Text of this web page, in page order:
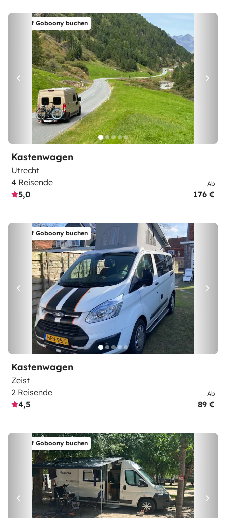
Auf Goboony buchen
Kastenwagen
Utrecht
4 Reisende
5,0
Ab
176 €
Auf Goboony buchen
Kastenwagen
Zeist
2 Reisende
4,5
Ab
89 €
Auf Goboony buchen